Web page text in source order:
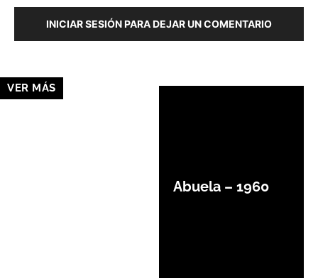
INICIAR SESIÓN PARA DEJAR UN COMENTARIO
VER MÁS
Abuela – 1960